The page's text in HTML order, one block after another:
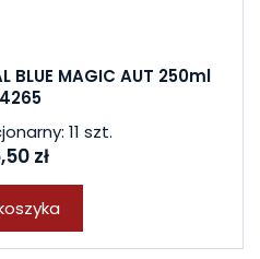
BLUE MAGIC AUT 250ml
11 szt.
zł